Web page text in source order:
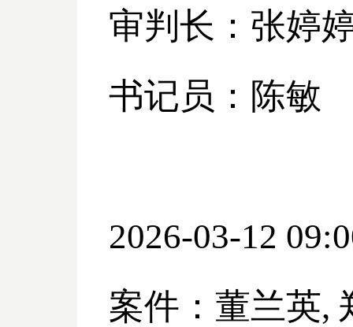
审判长：张婷
书记员：陈敏
2026-03-12
案件：董兰英,